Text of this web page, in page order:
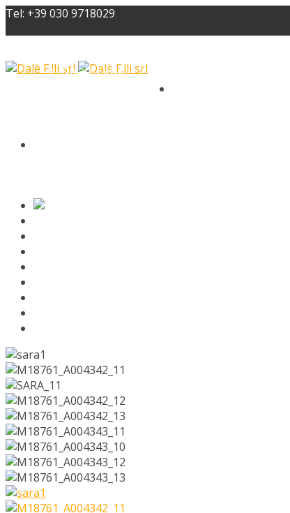
Tel: +39 030 9718029
Divani Letto
Processo costruttivo
Showroom
Tecnologia
Cura dei dettagli
Contatti